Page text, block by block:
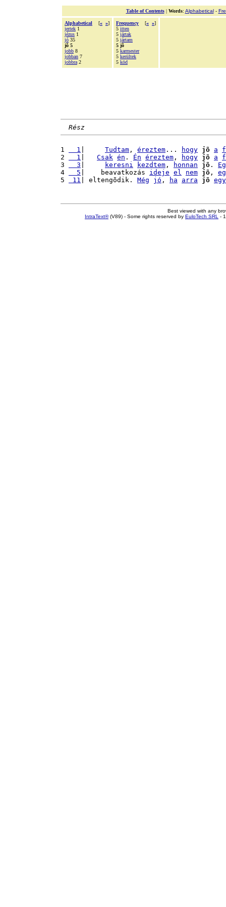
Table of Contents| Words: Alphabetical-
Alphabetical [« »]
jertek 1
jézus 1
jó 35
jõ 5
jobb 8
jobban 7
jobbra 2
Frequency [« »]
5 itten
5 jártak
5 jártam
5 jõ
5 karmester
5 kerültek
5 köd
Rész
1
  1
Tudtam , éreztem ... hogy jõ a
2
  1
Csak én . Én éreztem , hogy jõ a
3
  3
keresni kezdtem , honnan jõ .
4
  5
|    beavatkozás ideje el nem jõ ,
5
11 | eltengõdik. Még jó , ha arra jõ egy
Best viewed with any
IntraText®(V89) - Some rights reserved by EuloTech SRL -